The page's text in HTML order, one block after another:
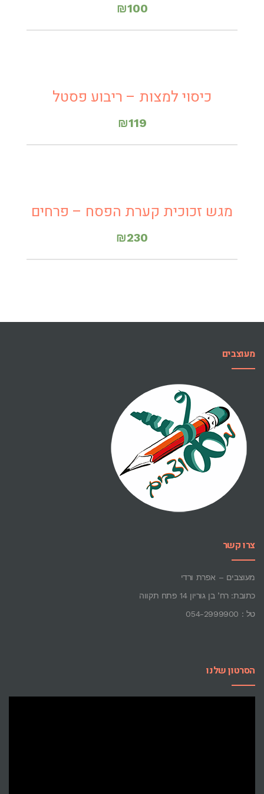
₪100
כיסוי למצות – ריבוע פסטל
₪119
מגש זכוכית קערת הפסח – פרחים
₪230
מעוצבים
צרו קשר
מעוצבים – אפרת ורדי
כתובת: רח’ בן גוריון 14 פתח תקווה
טל : 054-2999900
הסרטון שלנו